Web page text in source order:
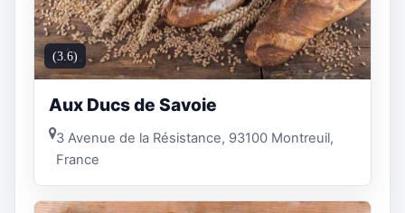
(3.6)
Aux Ducs de Savoie
3 Avenue de la Résistance, 93100 Montreuil,
France